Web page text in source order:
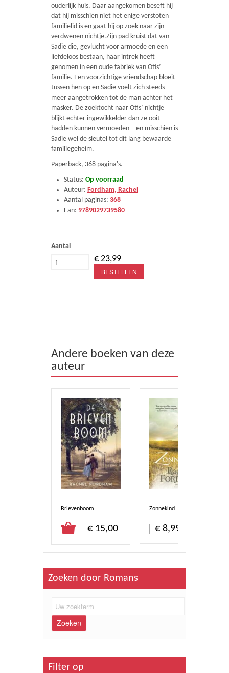
ouderlijk huis. Daar aangekomen beseft hij
dat hij misschien niet het enige verstoten
familielid is en gaat hij op zoek naar zijn
verdwenen nichtje.Zijn pad kruist dat van
Sadie die, gevlucht voor armoede en een
liefdeloos bestaan, haar intrek heeft
genomen in een oude fabriek van Otis’
familie. Een voorzichtige vriendschap bloeit
tussen hen op en Sadie voelt zich steeds
meer aangetrokken tot de man achter het
masker. De zoektocht naar Otis’ nichtje
blijkt echter ingewikkelder dan ze ooit
hadden kunnen vermoeden – en misschien is
Sadie wel de sleutel tot dit lang bewaarde
familiegeheim.
Paperback, 368 pagina's.
Status: Op voorraad
Auteur: Fordham, Rachel
Aantal paginas: 368
Ean: 9789029739580
Aantal
€ 23,99
BESTELLEN
Andere boeken van deze
auteur
Brievenboom
€ 15,00
Zonnekind
€ 8,99
Zoeken door Romans
Zoeken
Filter op